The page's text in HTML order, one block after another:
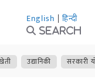
English | हिन्दी
Search
उद्यानिकी सरकारी